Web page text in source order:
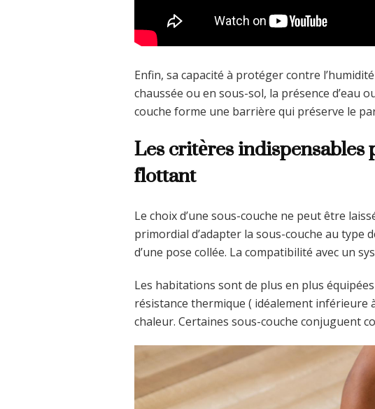
Enfin, sa capacité à protéger contre
chaussée ou en sous-sol, la présence d’eau
couche forme une barrière qui préserve le
Les critères
flottant
Le choix d’une sous-couche ne peut être
primordial d’adapter la sous-couche au type
d’une pose collée. La compatibilité avec un
Les habitations sont de plus en plus
résistance thermique ( idéalement inférieure
chaleur. Certaines sous-couche conjuguent